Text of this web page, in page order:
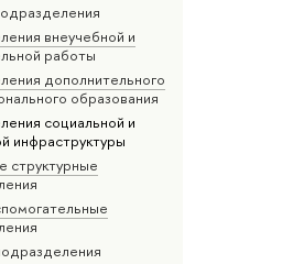
внеучебной и
работы
дополнительного
образования
социальной и
инфраструктуры
структурные